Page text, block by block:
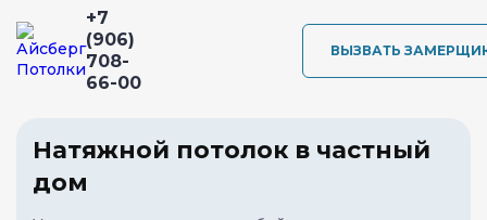
+7
(906)
708-
66-00
ВЫЗВАТЬ
Натяжной потолок в частный
дом